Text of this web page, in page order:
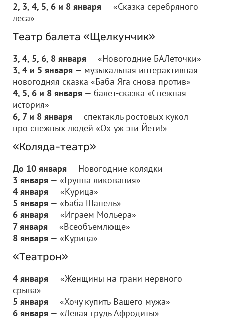
2, 3, 4, 5, 6 и 8 января — «Сказка серебряного
леса»
Театр балета «Щелкунчик»
3, 4, 5, 6, 8 января — «Новогодние БАЛеточки»
3, 4 и 5 января — музыкальная интерактивная
новогодняя сказка «Баба Яга снова против»
4, 5, 6 и 8 января — балет-сказка «Снежная
история»
6, 7 и 8 января — спектакль ростовых кукол
про снежных людей «Ох уж эти Йети!»
«Коляда-театр»
До 10 января — Новогодние колядки
3 января — «Группа ликования»
4 января — «Курица»
5 января — «Баба Шанель»
6 января — «Играем Мольера»
7 января — «Всеобъемлюще»
8 января — «Курица»
«Театрон»
4 января — «Женщины на грани нервного
срыва»
5 января — «Хочу купить Вашего мужа»
6 января — «Левая грудь Афродиты»